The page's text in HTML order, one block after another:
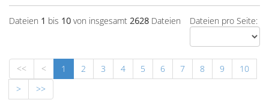
Dateien pro Seite:
Dateien 1 bis 10 von insgesamt 2628 Dateien
<< < 1 2 3 4 5 6 7 8 9
10
>
>>